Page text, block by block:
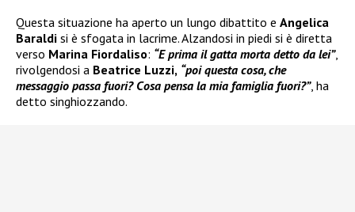
Questa situazione ha aperto un lungo dibattito e Angelica
Baraldi si è sfogata in lacrime. Alzandosi in piedi si è diretta
verso Marina Fiordaliso: “E prima il gatta morta detto da lei”,
rivolgendosi a Beatrice Luzzi, “poi questa cosa, che
messaggio passa fuori? Cosa pensa la mia famiglia fuori?”, ha
detto singhiozzando.